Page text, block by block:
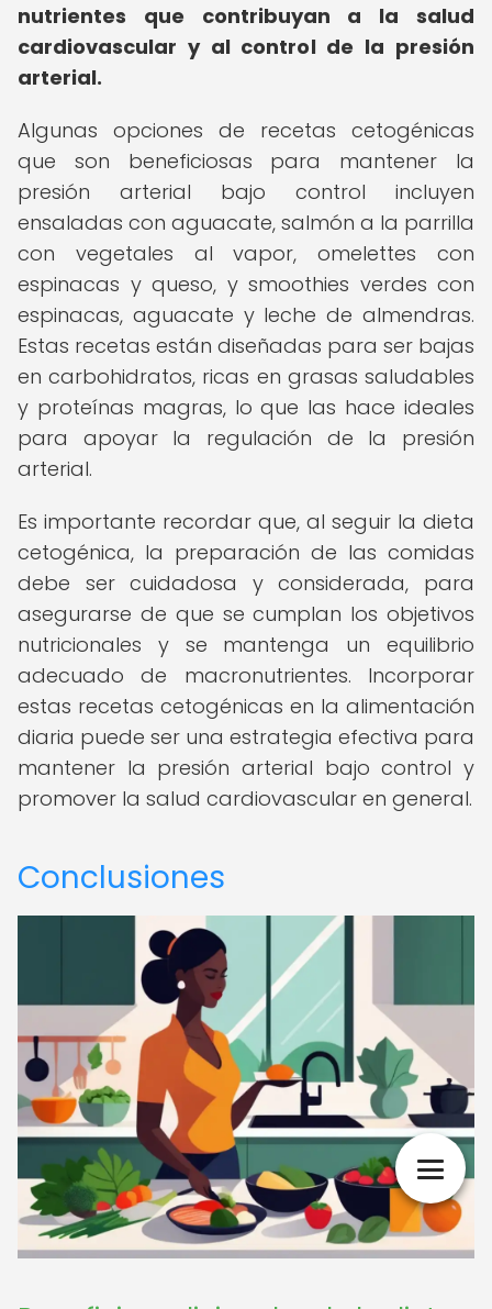
nutrientes que contribuyan a la salud
cardiovascular y al control de la presión
arterial.
Algunas opciones de recetas cetogénicas
que son beneficiosas para mantener la
presión arterial bajo control incluyen
ensaladas con aguacate, salmón a la parrilla
con vegetales al vapor, omelettes con
espinacas y queso, y smoothies verdes con
espinacas, aguacate y leche de almendras.
Estas recetas están diseñadas para ser bajas
en carbohidratos, ricas en grasas saludables
y proteínas magras, lo que las hace ideales
para apoyar la regulación de la presión
arterial.
Es importante recordar que, al seguir la dieta
cetogénica, la preparación de las comidas
debe ser cuidadosa y considerada, para
asegurarse de que se cumplan los objetivos
nutricionales y se mantenga un equilibrio
adecuado de macronutrientes. Incorporar
estas recetas cetogénicas en la alimentación
diaria puede ser una estrategia efectiva para
mantener la presión arterial bajo control y
promover la salud cardiovascular en general.
Conclusiones